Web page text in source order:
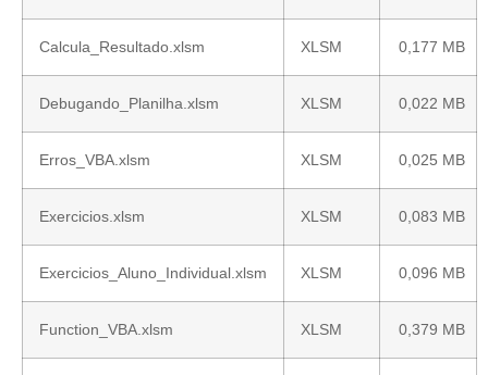
Calcula_Resultado.xlsm XLSM 0,177 MB
Debugando_Planilha.xlsm XLSM 0,022 MB
Erros_VBA.xlsm XLSM 0,025 MB
Exercicios.xlsm XLSM 0,083 MB
Exercicios_Aluno_Individual.xlsm XLSM 0,096 MB
Function_VBA.xlsm XLSM 0,379 MB